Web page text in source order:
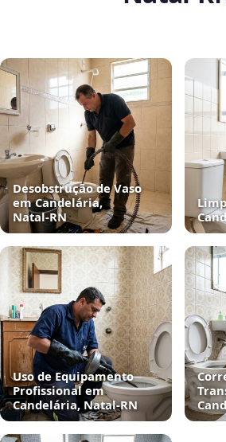
Desobstrução de Vaso
em Candelária,
Natal‑RN
Uso de Equipamento
Profissional em
Candelária, Natal‑RN